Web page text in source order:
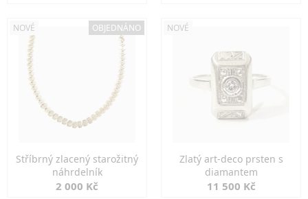
NOVÉ OBJEDNÁNO
Stříbrný zlacený starožitný
náhrdelník
2 000 Kč
NOVÉ
Zlatý art-deco prsten s
diamantem
11 500 Kč